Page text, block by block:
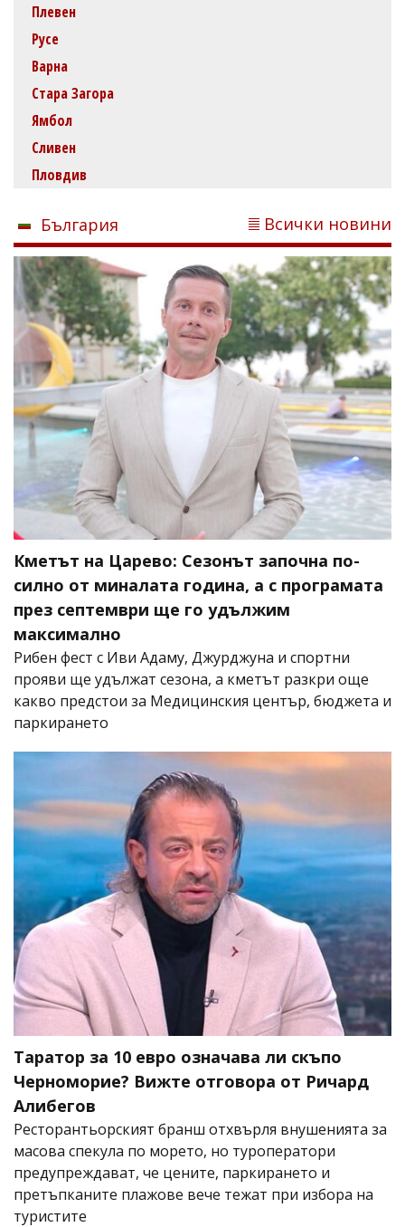
Плевен
Русе
Варна
Стара Загора
Ямбол
Сливен
Пловдив
България Всички новини
Кметът на Царево: Сезонът започна по-
силно от миналата година, а с програмата
през септември ще го удължим
максимално
Рибен фест с Иви Адаму, Джурджуна и спортни
прояви ще удължат сезона, а кметът разкри още
какво предстои за Медицинския център, бюджета и
паркирането
Таратор за 10 евро означава ли скъпо
Черноморие? Вижте отговора от Ричард
Алибегов
Ресторантьорският бранш отхвърля внушенията за
масова спекула по морето, но туроператори
предупреждават, че цените, паркирането и
претъпканите плажове вече тежат при избора на
туристите